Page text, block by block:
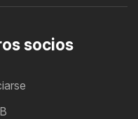
socios